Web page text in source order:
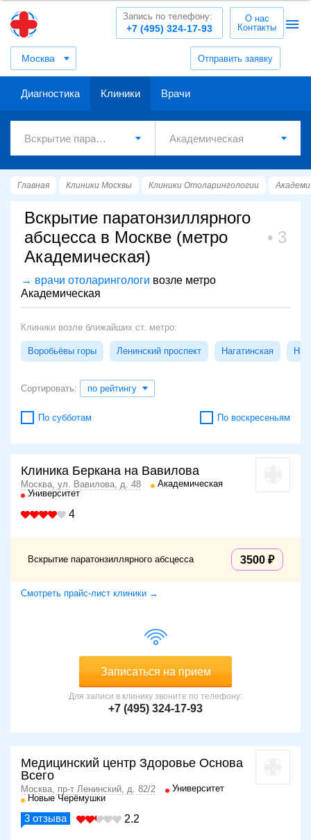
Москва Отправить заявку
+7 (495) 324-17-93
Запись по телефону:
О нас
Контакты
Диагностика Клиники Врачи
Главная Клиники Москвы Клиники Отоларингологии
Вскрытие паратонзиллярного
абсцесса в Москве (метро
Академическая)
3
→ врачи отоларингологи возле метро
Академическая
Клиники возле ближайших ст. метро:
Воробьёвы горы Ленинский проспект Нагатинская
Сортировать: по рейтингу
По субботам По воскресеньям
Клиника Беркана на Вавилова
Москва, ул. Вавилова, д. 48
Академическая
Университет
4
Вскрытие паратонзиллярного абсцесса 3500
Смотреть прайс-лист клиники →
Записаться на прием
Для записи в клинику звоните по телефону:
+7 (495) 324-17-93
Медицинский центр Здоровье Основа
Всего
Москва, пр-т Ленинский, д. 82/2
Университет
Новые Черёмушки
3 отзыва 2.2